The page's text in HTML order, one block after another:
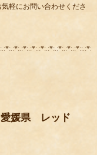
軽にお問い合わせくださ
愛媛県 レッド